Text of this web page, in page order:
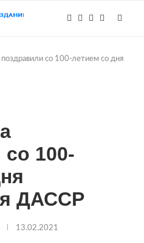
со 100-летием со дня
100-
ДАССР
13.02.2021